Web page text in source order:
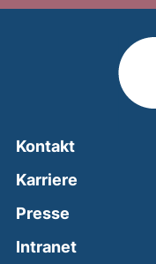
Kontakt
Karriere
Presse
Intranet(external